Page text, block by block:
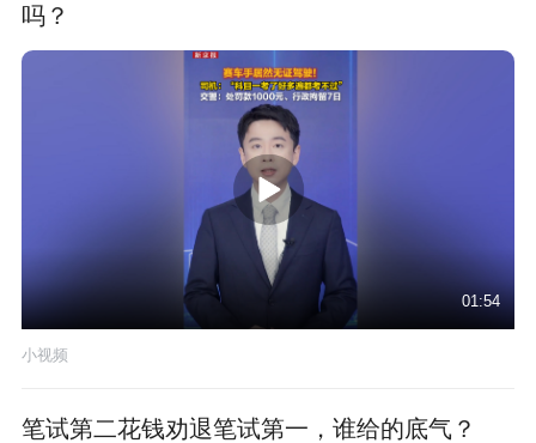
吗？
01:54
小视频
笔试第二花钱劝退笔试第一，谁给的底气？